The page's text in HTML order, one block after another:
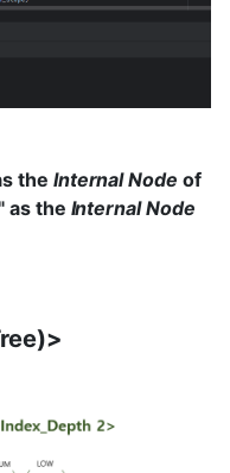
the Internal Node of
as the Internal Node